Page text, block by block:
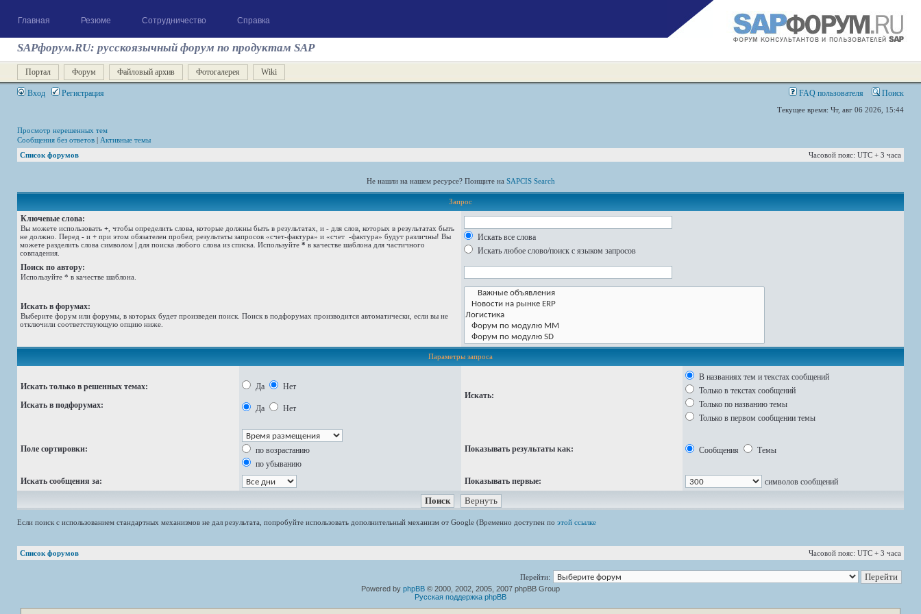
Главная Резюме Сотрудничество Справка
SAPфорум.RU: русскоязычный форум по продуктам SAP
Портал Форум Файловый архив Фотогалерея Wiki
Вход Регистрация FAQ пользователя Поиск
Текущее время: Чт, авг 06 2026, 15:44
Просмотр нерешенных тем
Сообщения без ответов | Активные темы
Список форумов
Часовой пояс: UTC + 3 часа
Не нашли на нашем ресурсе? Поищите на SAPCIS Search
Запрос
Ключевые слова:
Вы можете использовать + , чтобы определить слова, которые должны быть в результатах, и - для слов, которых в результатах быть
не должно. Перед - и + при этом обязателен пробел; результаты запросов «счет-фактура» и «счет -фактура» будут различны! Вы
можете разделить слова символом | для поиска любого слова из списка. Используйте * в качестве шаблона для частичного
совпадения.
Искать все слова
Искать любое слово/поиск с языком запросов
Поиск по автору:
Используйте * в качестве шаблона.
Искать в форумах:
Выберите форум или форумы, в которых будет произведен поиск. Поиск в подфорумах производится автоматически, если вы не
отключили соответствующую опцию ниже.
Параметры запроса
Искать только в решенных темах:
Искать в подфорумах:
Да Нет
Да Нет
Искать:
В названиях тем и текстах сообщений
Только в текстах сообщений
Только по названию темы
Только в первом сообщении темы
Поле сортировки:
по возрастанию
по убыванию
Показывать результаты как: Сообщения Темы
Искать сообщения за: Показывать первые: символов сообщений
Если поиск с использованием стандартных механизмов не дал результата, попробуйте использовать дополнительный механизм от Google (Временно доступен по этой ссылке
Список форумов Часовой пояс: UTC + 3 часа
Перейти:
Powered by phpBB © 2000, 2002, 2005, 2007 phpBB Group
Русская поддержка phpBB